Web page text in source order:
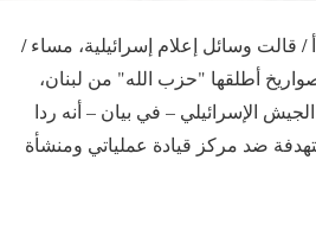
يناير /أ ش أ / قالت وسائل إعلام إسرائيلية، مساء /
أطلقها "حزب الله" من لبنان،
الإسرائيلي – في بيان – أنه ردا
ضد مركز قيادة عملياتي ومنشأة